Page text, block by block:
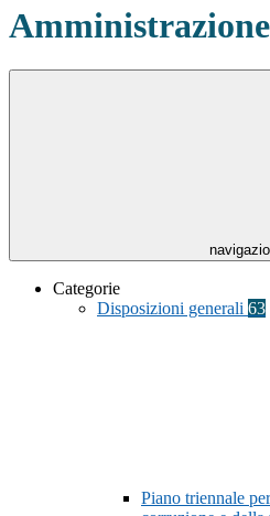
Categorie
Disposizioni generali 63
Piano triennale